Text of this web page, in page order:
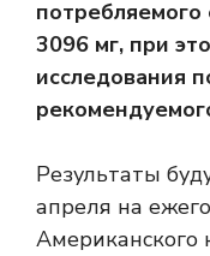
3096 мг, при
исследования
Результаты
апреля на
Американского